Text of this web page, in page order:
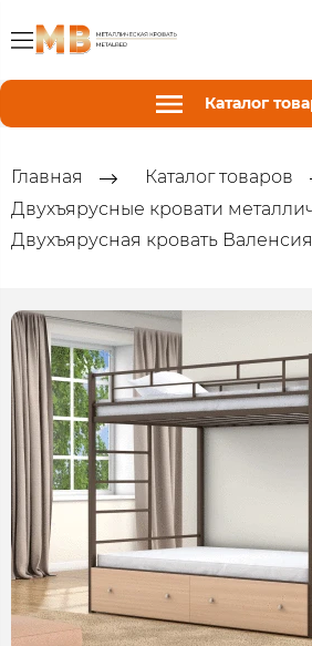
Каталог
Главная
Каталог товаров
Двухъярусные кровати
Двухъярусная кровать